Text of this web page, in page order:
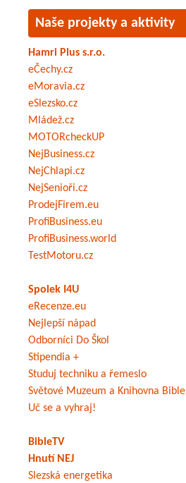
Naše projekty a aktivity
Hamri Plus s.r.o.
eČechy.cz
eMoravia.cz
eSlezsko.cz
Mládež.cz
MOTORcheckUP
NejBusiness.cz
NejChlapi.cz
NejSenioři.cz
ProdejFirem.eu
ProfiBusiness.eu
ProfiBusiness.world
TestMotoru.cz
Spolek I4U
eRecenze.eu
Nejlepší nápad
Odborníci Do Škol
Stipendia +
Studuj techniku a řemeslo
Světové Muzeum a Knihovna Bible
Uč se a vyhraj!
BibleTV
Hnutí NEJ
Slezská energetika